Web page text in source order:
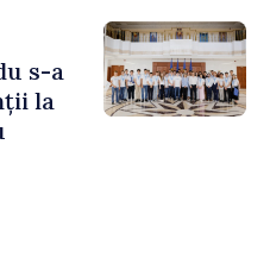
a
s-a
la